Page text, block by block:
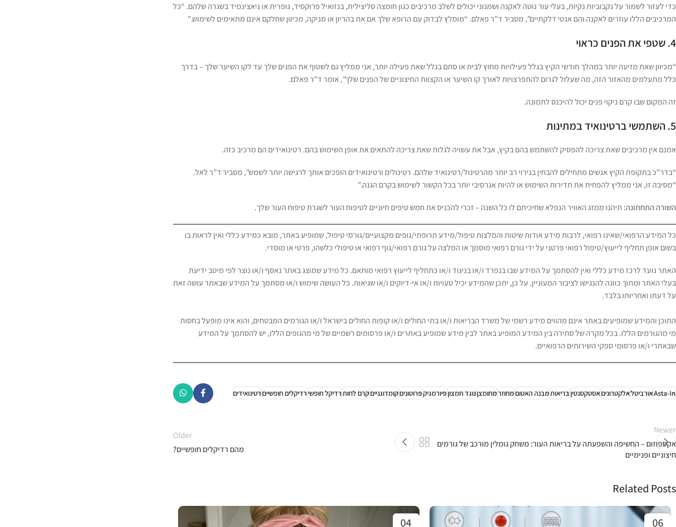
כדי לעזור לשמור על נקבוביות נקיות, בעלי עור נוטה לאקנה ושמנוני יכולים לשלב מרכיבים כגון חומצה סליצילית, בנזואיל פרוקסיד, גופרית או ניאצינמיד בשגרה שלהם. “כל
המרכיבים הללו עוזרים לאקנה והם אנטי דלקתיים”, מסביר ד”ר פאלם. “מומלץ לבדוק עם הרופא שלך אם את בהריון או מניקה, מכיוון שחלקם אינם מתאימים לשימוש.”
4. שטפי את הפנים כראוי
“מכיוון שאת מזיעה יותר במהלך חודשי הקיץ בגלל פעילויות מחוץ לבית או סתם בגלל שאת פעילה יותר, אני ממליץ גם לשטוף את הפנים שלך עד לקו השיער שלך – בדרך
כלל מתעלמים מהאזור הזה, מה שעלול לגרום להתפרצויות לאורך קו השיער או הקצוות החיצוניים של הפנים שלך”, אומר ד”ר פאלם.
זה המקום שבו קרם ניקוי פנים יכול להיכנס לתמונה.
5. השתמשי ברטינואיד במתינות
אמנם אין מרכיבים שאת צריכה להפסיק להשתמש בהם בקיץ, אבל את עשויה לגלות שאת צריכה להתאים את אופן השימוש בהם. רטינואידים הם מרכיב כזה.
“בדר”כ בתקופת הקיץ אנשים מתחילים להבחין בגירוי רב יותר מהרטינול/רטינואיד שלהם. רטינולים ורטינואידים הופכים אותך לרגישה יותר לשמש”, מסביר ד”ר לאל.
“מסיבה זו, אני ממליץ להפחית את תדירות השימוש או להיות אגרסיבי יותר בכל הקשור לשימוש בקרם הגנה.”
השורה התחתונה: תיהנו ממזג האוויר הנפלא שחיכיתם לו כל השנה – זכרי להכניס את חמש טיפים חיוניים לטיפוח העור לשגרת טיפוח העור שלך.
כל המידע הרפואי/שאינו רפואי, לרבות מידע אודות שיטות והמלצות טיפול/מידע תרופתי/גופים מקצועיים/גורמי טיפול, שמופיע באתר, מובא כמידע כללי ואין לראות בו
בשום אופן תחליף לייעוץ/טיפול רפואי פרטני על ידי גורם רפואי מוסמך או המלצה על גורם רפואי/גוף רפואי או טיפולי כלשהו, פרטי או מוסדי.
האתר נועד לרכז מידע כללי ואין להסתמך על המידע שבו בנפרד ו/או בניגוד ו/או כתחליף לייעוץ רפואי מותאם. כל מידע שמוצג באתר נאסף ו/או נוצר לפי מיטב ידיעת
בעלי האתר ומתוך כוונה להנגישו לציבור המעוניין. על כן, יתכן שהמידע יכיל טעויות ו/או אי-דיוקים ו/או שגיאות. כל העושה שימוש ו/או מסתמך על המידע שבאתר עושה זאת
על דעתו ואחריותו בלבד.
התוכן והמידע שמופיעים באתר אינם מהווים מידע רשמי של משרד הבריאות ו/או בתי החולים ו/או קופות החולים בישראל ו/או הגורמים המבטחים, והוא אינו מופעל בחסות
מי מהגורמים הללו. בכל מקרה של סתירה בין המידע המופיע באתר לבין מידע שמופיע באתרים ו/או פרסומים רשמיים של מי מהגופים הללו, יש להסתמך על המידע
שבאתרי ו/או פרסומי ספקי השירותים הרפואיים.
Asta-Inאורביטלאלקטרוניםאסטקסנטיןבריאותמבנה האטוםמחוזרמחומצןנוגד חמצוןפיורמגיקפרוטוניםקומדוגנייםקרם לחותרדיקל חופשירדיקלים חופשייםרטינואידים
Newer
אקספוזום – החשיפה והשפעתה על בריאות העור: משחק גומלין מורכב של גורמים
חיצוניים ופנימיים
Older
מהם רדיקלים חופשיים?
Related Posts
06
04